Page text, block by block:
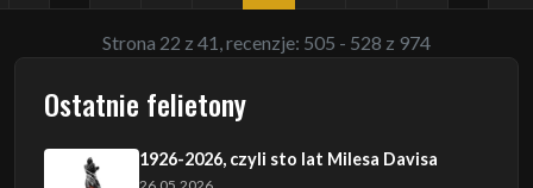
Strona 22 z 41, recenzje: 505 - 528 z 974
Ostatnie felietony
1926-2026, czyli sto lat Milesa Davisa